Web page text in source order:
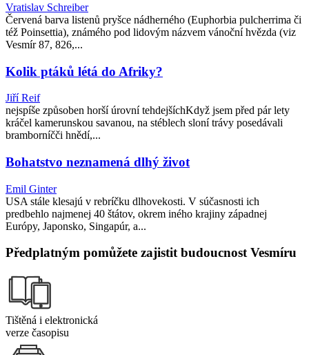
Vratislav Schreiber
Červená barva listenů pryšce nádherného (Euphorbia pulcherrima či
též Poinsettia), známého pod lidovým názvem vánoční hvězda (viz
Vesmír 87, 826,...
Kolik ptáků létá do Afriky?
Jiří Reif
nejspíše způsoben horší úrovní tehdejšíchKdyž jsem před pár lety
kráčel kamerunskou savanou, na stéblech sloní trávy posedávali
bramborníčči hnědí,...
Bohatstvo neznamená dlhý život
Emil Ginter
USA stále klesajú v rebríčku dlhovekosti. V súčasnosti ich
predbehlo najmenej 40 štátov, okrem iného krajiny západnej
Európy, Japonsko, Singapúr, a...
Předplatným pomůžete zajistit budoucnost Vesmíru
Tištěná i elektronická
verze časopisu